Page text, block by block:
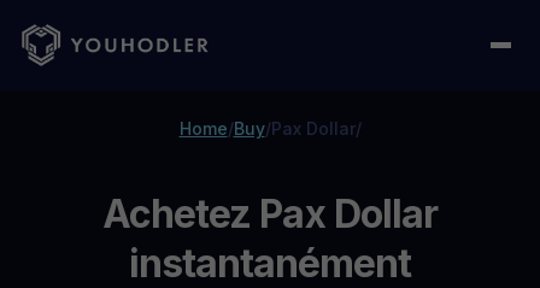
Home/Buy/Pax Dollar/
Achetez Pax Dollar
instantanément